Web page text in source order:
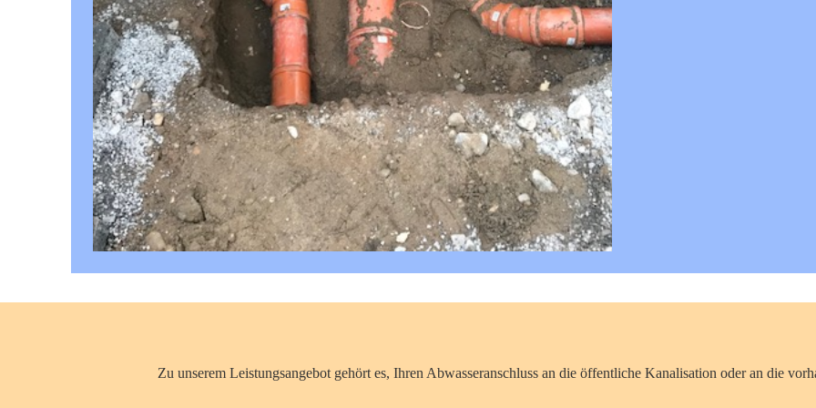
Zu unserem Leistungsangebot gehört es, Ihren Abwasseranschluss an die öffentliche Kanalisation oder an die